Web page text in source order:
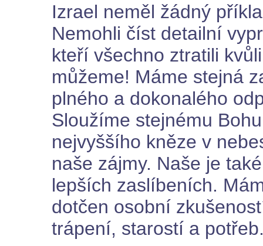
Izrael neměl žádný
Nemohli číst detailní
kteří všechno ztratili
můžeme! Máme stejná
plného a dokonalého
Sloužíme stejnému
nejvyššího kněze v
naše zájmy. Naše je
lepších zaslíbeních.
dotčen osobní
trápení, starostí a